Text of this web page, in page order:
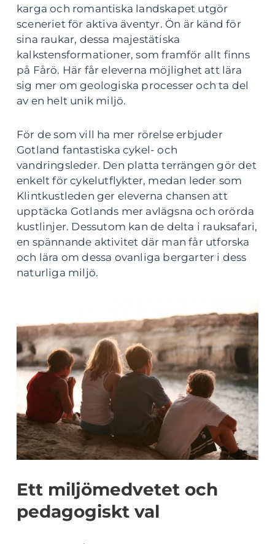
karga och romantiska landskapet utgör
sceneriet för aktiva äventyr. Ön är känd för
sina raukar, dessa majestätiska
kalkstensformationer, som framför allt finns
på Fårö. Här får eleverna möjlighet att lära
sig mer om geologiska processer och ta del
av en helt unik miljö.
För de som vill ha mer rörelse erbjuder
Gotland fantastiska cykel- och
vandringsleder. Den platta terrängen gör det
enkelt för cykelutflykter, medan leder som
Klintkustleden ger eleverna chansen att
upptäcka Gotlands mer avlägsna och orörda
kustlinjer. Dessutom kan de delta i rauksafari,
en spännande aktivitet där man får utforska
och lära om dessa ovanliga bergarter i dess
naturliga miljö.
Ett miljömedvetet och
pedagogiskt val